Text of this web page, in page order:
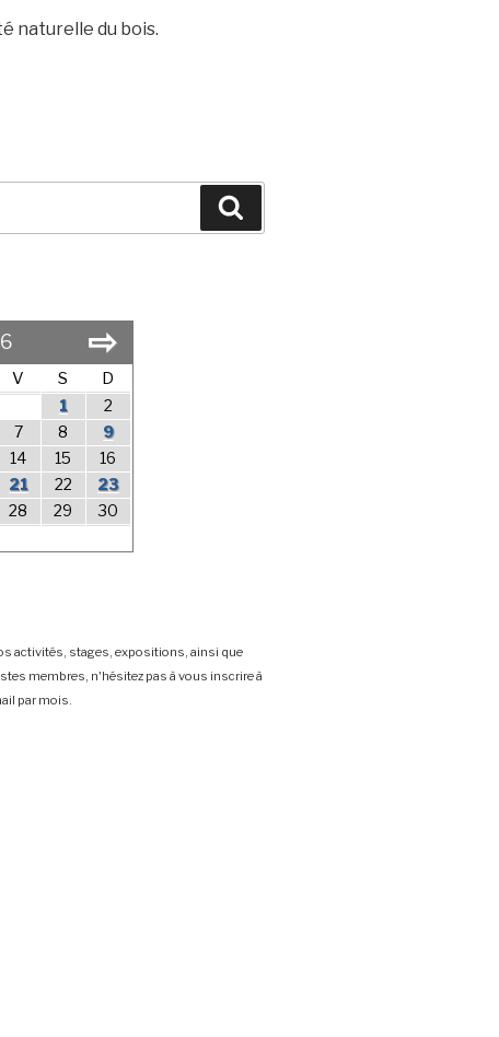
naturelle du bois.
⇨
V S D
1
2
7 8
9
14 15
16
21 22
23
28 29
30
activités, stages, expositions, ainsi que
membres, n'hésitez pas à vous inscrire à
par mois.